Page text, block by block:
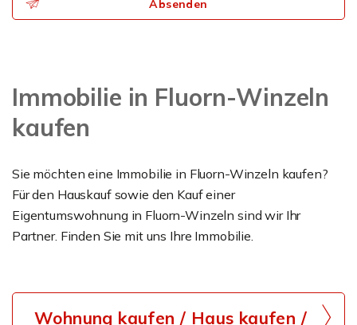
Absenden
Immobilie in Fluorn-Winzeln
kaufen
Sie möchten eine Immobilie in Fluorn-Winzeln kaufen?
Für den Hauskauf sowie den Kauf einer
Eigentumswohnung in Fluorn-Winzeln sind wir Ihr
Partner. Finden Sie mit uns Ihre Immobilie.
Wohnung kaufen / Haus kaufen /